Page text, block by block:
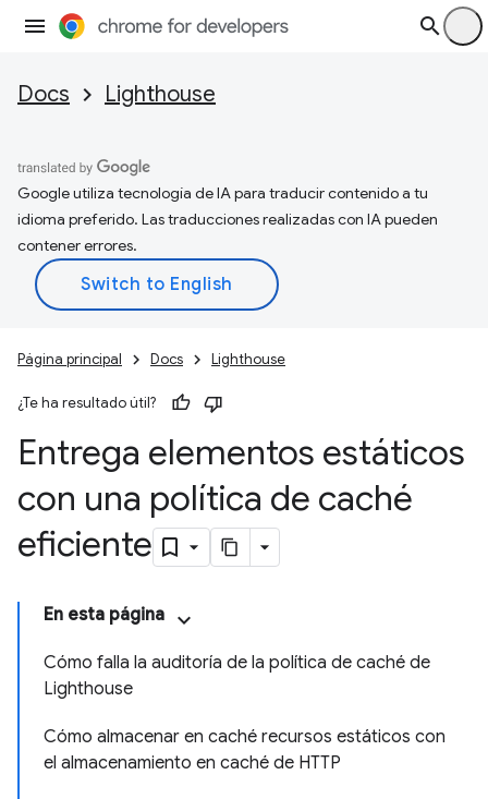
Docs Lighthouse
Google utiliza tecnología de IA para traducir contenido a tu
idioma preferido. Las traducciones realizadas con IA pueden
contener errores.
Página principal Docs Lighthouse
¿Te ha resultado útil?
Entrega elementos estáticos
con una política de caché
eficiente
En esta página
Cómo falla la auditoría de la política de caché de
Lighthouse
Cómo almacenar en caché recursos estáticos con
el almacenamiento en caché de HTTP